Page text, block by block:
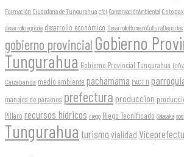
Formación Ciudadana de Tungurahua cfct ConservaciónAmbiental Cotopaxi
desarrollo agrícola desarrollo económico DesarrolloHumanoCulturaDeportes
gobierno provincial Gobierno
Tungurahua Gobierno Provincial Tungurahua
Caizabanda medio ambiente pachamama PACT II
manejos de páramos prefectura produccion
Píllaro recursos hídricos riego Riego Tecnificado Salasaka
Tungurahua turismo vialidad